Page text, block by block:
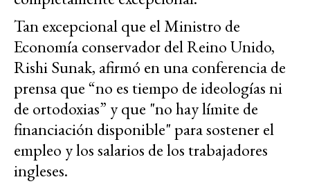
Tan excepcional que el Ministro de
Economía conservador del Reino Unido,
Rishi Sunak, afirmó en una conferencia de
prensa que “no es tiempo de ideologías ni
de ortodoxias” y que "no hay límite de
financiación disponible" para sostener el
empleo y los salarios de los trabajadores
ingleses.